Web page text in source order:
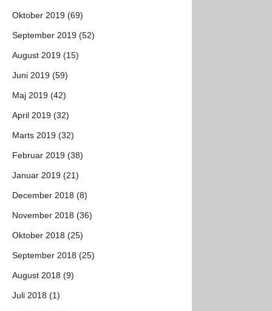
Oktober 2019 (69)
September 2019 (52)
August 2019 (15)
Juni 2019 (59)
Maj 2019 (42)
April 2019 (32)
Marts 2019 (32)
Februar 2019 (38)
Januar 2019 (21)
December 2018 (8)
November 2018 (36)
Oktober 2018 (25)
September 2018 (25)
August 2018 (9)
Juli 2018 (1)